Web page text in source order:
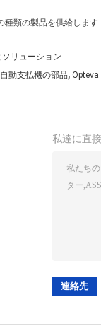
種類の製品を供給します
リューション
動支払機の部品,
私達に直